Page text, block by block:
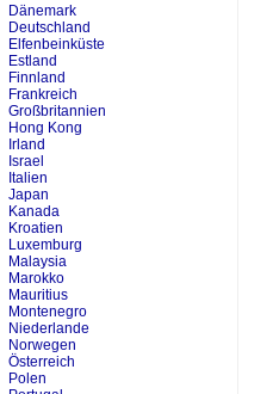
Dänemark
Deutschland
Elfenbeinküste
Estland
Finnland
Frankreich
Großbritannien
Hong Kong
Irland
Israel
Italien
Japan
Kanada
Kroatien
Luxemburg
Malaysia
Marokko
Mauritius
Montenegro
Niederlande
Norwegen
Österreich
Polen